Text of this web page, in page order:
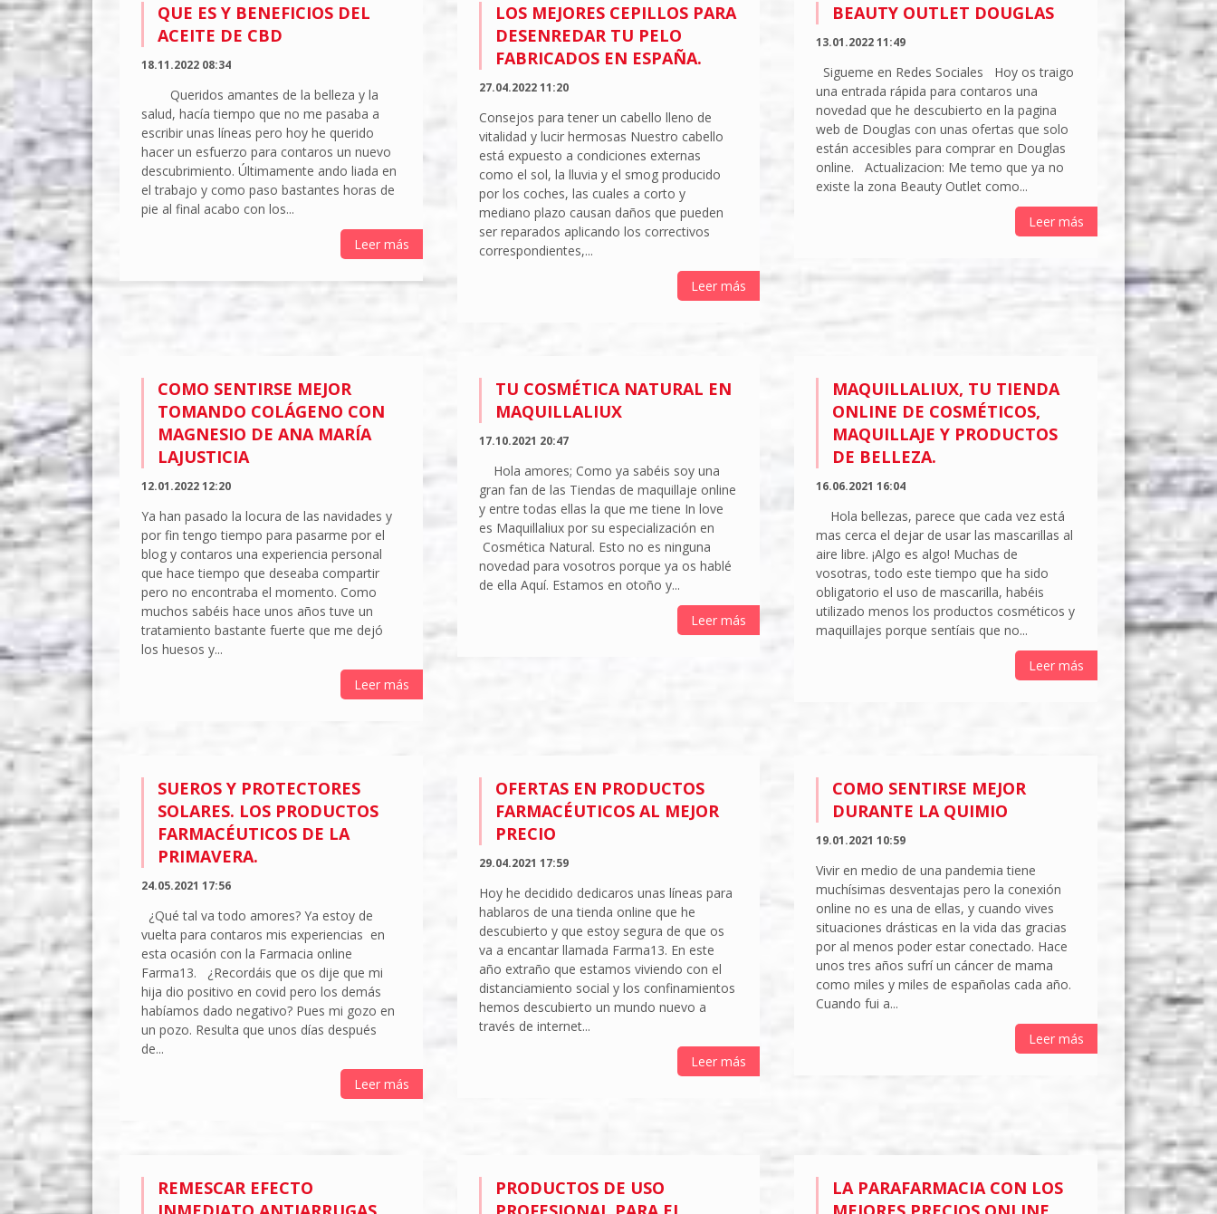
QUE ES Y BENEFICIOS DEL
ACEITE DE CBD
18.11.2022 08:34
Queridos amantes de la belleza y la
salud, hacía tiempo que no me pasaba a
escribir unas líneas pero hoy he querido
hacer un esfuerzo para contaros un nuevo
descubrimiento. Últimamente ando liada en
el trabajo y como paso bastantes horas de
pie al final acabo con los...
Leer más
LOS MEJORES CEPILLOS PARA
DESENREDAR TU PELO
FABRICADOS EN ESPAÑA.
27.04.2022 11:20
Consejos para tener un cabello lleno de
vitalidad y lucir hermosas Nuestro cabello
está expuesto a condiciones externas
como el sol, la lluvia y el smog producido
por los coches, las cuales a corto y
mediano plazo causan daños que pueden
ser reparados aplicando los correctivos
correspondientes,...
Leer más
BEAUTY OUTLET DOUGLAS
13.01.2022 11:49
Sigueme en Redes Sociales Hoy os traigo
una entrada rápida para contaros una
novedad que he descubierto en la pagina
web de Douglas con unas ofertas que solo
están accesibles para comprar en Douglas
online. Actualizacion: Me temo que ya no
existe la zona Beauty Outlet como...
Leer más
COMO SENTIRSE MEJOR
TOMANDO COLÁGENO CON
MAGNESIO DE ANA MARÍA
LAJUSTICIA
12.01.2022 12:20
Ya han pasado la locura de las navidades y
por fin tengo tiempo para pasarme por el
blog y contaros una experiencia personal
que hace tiempo que deseaba compartir
pero no encontraba el momento. Como
muchos sabéis hace unos años tuve un
tratamiento bastante fuerte que me dejó
los huesos y...
Leer más
TU COSMÉTICA NATURAL EN
MAQUILLALIUX
17.10.2021 20:47
Hola amores; Como ya sabéis soy una
gran fan de las Tiendas de maquillaje online
y entre todas ellas la que me tiene In love
es Maquillaliux por su especialización en
Cosmética Natural. Esto no es ninguna
novedad para vosotros porque ya os hablé
de ella Aquí. Estamos en otoño y...
Leer más
MAQUILLALIUX, TU TIENDA
ONLINE DE COSMÉTICOS,
MAQUILLAJE Y PRODUCTOS
DE BELLEZA.
16.06.2021 16:04
Hola bellezas, parece que cada vez está
mas cerca el dejar de usar las mascarillas al
aire libre. ¡Algo es algo! Muchas de
vosotras, todo este tiempo que ha sido
obligatorio el uso de mascarilla, habéis
utilizado menos los productos cosméticos y
maquillajes porque sentíais que no...
Leer más
SUEROS Y PROTECTORES
SOLARES. LOS PRODUCTOS
FARMACÉUTICOS DE LA
PRIMAVERA.
24.05.2021 17:56
¿Qué tal va todo amores? Ya estoy de
vuelta para contaros mis experiencias en
esta ocasión con la Farmacia online
Farma13. ¿Recordáis que os dije que mi
hija dio positivo en covid pero los demás
habíamos dado negativo? Pues mi gozo en
un pozo. Resulta que unos días después
de...
Leer más
OFERTAS EN PRODUCTOS
FARMACÉUTICOS AL MEJOR
PRECIO
29.04.2021 17:59
Hoy he decidido dedicaros unas líneas para
hablaros de una tienda online que he
descubierto y que estoy segura de que os
va a encantar llamada Farma13. En este
año extraño que estamos viviendo con el
distanciamiento social y los confinamientos
hemos descubierto un mundo nuevo a
través de internet...
Leer más
COMO SENTIRSE MEJOR
DURANTE LA QUIMIO
19.01.2021 10:59
Vivir en medio de una pandemia tiene
muchísimas desventajas pero la conexión
online no es una de ellas, y cuando vives
situaciones drásticas en la vida das gracias
por al menos poder estar conectado. Hace
unos tres años sufrí un cáncer de mama
como miles y miles de españolas cada año.
Cuando fui a...
Leer más
REMESCAR EFECTO
PRODUCTOS DE USO
LA PARAFARMACIA CON LOS